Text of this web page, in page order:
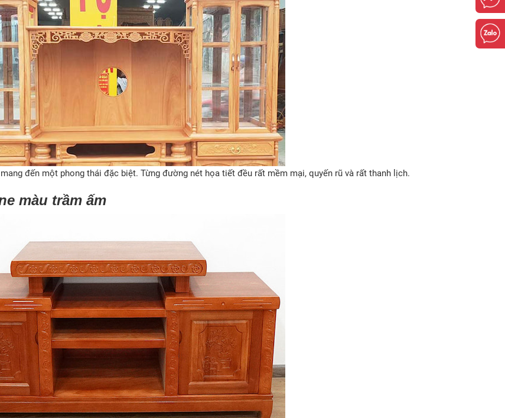
đến một phong thái đặc biệt. Từng đường nét họa tiết đều rất mềm mại, quyến rũ và rất thanh lịch.
màu trầm ấm